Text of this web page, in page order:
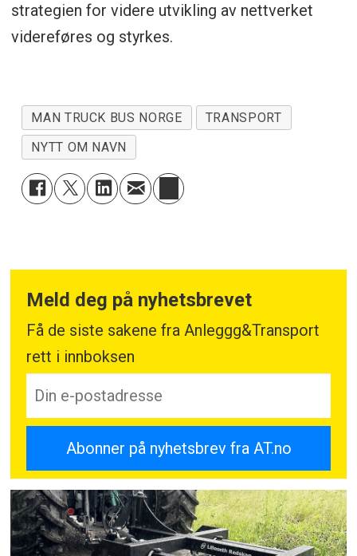
strategien for videre utvikling av nettverket
videreføres og styrkes.
MAN TRUCK BUS NORGE
TRANSPORT
NYTT OM NAVN
Meld deg på nyhetsbrevet
Få de siste sakene fra Anleggg&Transport
rett i innboksen